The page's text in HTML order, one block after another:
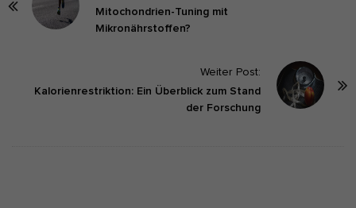
Mitochondrien-Tuning mit
Mikronährstoffen?
Weiter Post:
Kalorienrestriktion: Ein Überblick zum Stand
der Forschung